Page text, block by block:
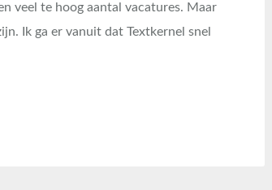
veel te hoog aantal vacatures. Maar
Ik ga er vanuit dat Textkernel snel